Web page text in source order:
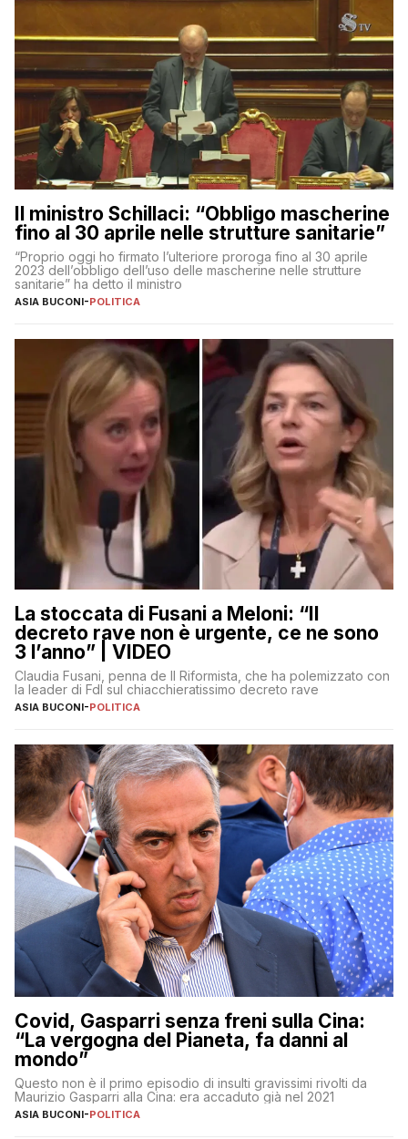
Il ministro Schillaci: “Obbligo mascherine
fino al 30 aprile nelle strutture sanitarie”
“Proprio oggi ho firmato l’ulteriore proroga fino al 30 aprile
2023 dell’obbligo dell’uso delle mascherine nelle strutture
sanitarie” ha detto il ministro
ASIA BUCONI-POLITICA
La stoccata di Fusani a Meloni: “Il
decreto rave non è urgente, ce ne sono
3 l’anno” | VIDEO
Claudia Fusani, penna de Il Riformista, che ha polemizzato con
la leader di FdI sul chiacchieratissimo decreto rave
ASIA BUCONI-POLITICA
Covid, Gasparri senza freni sulla Cina:
“La vergogna del Pianeta, fa danni al
mondo”
Questo non è il primo episodio di insulti gravissimi rivolti da
Maurizio Gasparri alla Cina: era accaduto già nel 2021
ASIA BUCONI-POLITICA